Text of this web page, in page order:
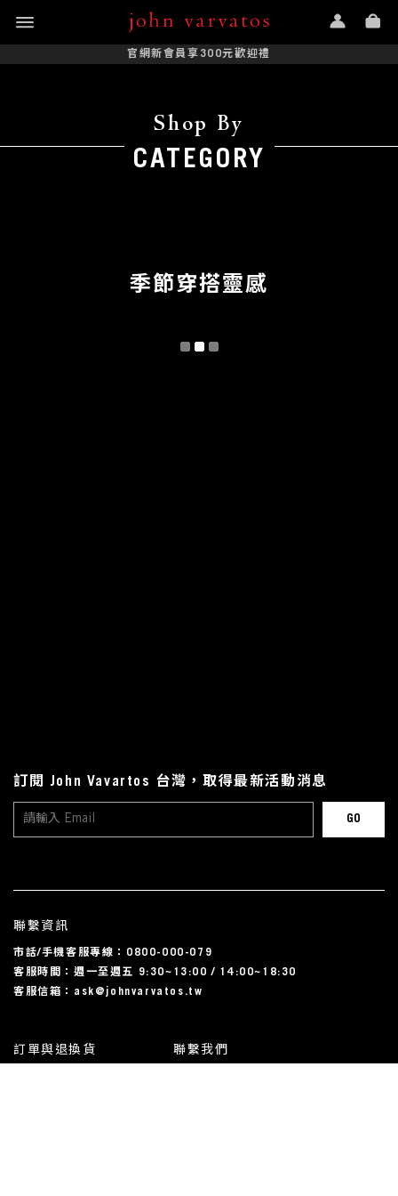
官網新會員享300元歡迎禮
Shop By
CATEGORY
季節穿搭靈感
訂單與退換貨 聯繫我們
聯繫資訊
市話/手機客服專線：0800-000-079
客服時間：週一至週五 9:30~13:00 / 14:00~18:30
客服信箱：ask@johnvarvatos.tw
訂閱 John Vavartos 台灣，取得最新活動消息